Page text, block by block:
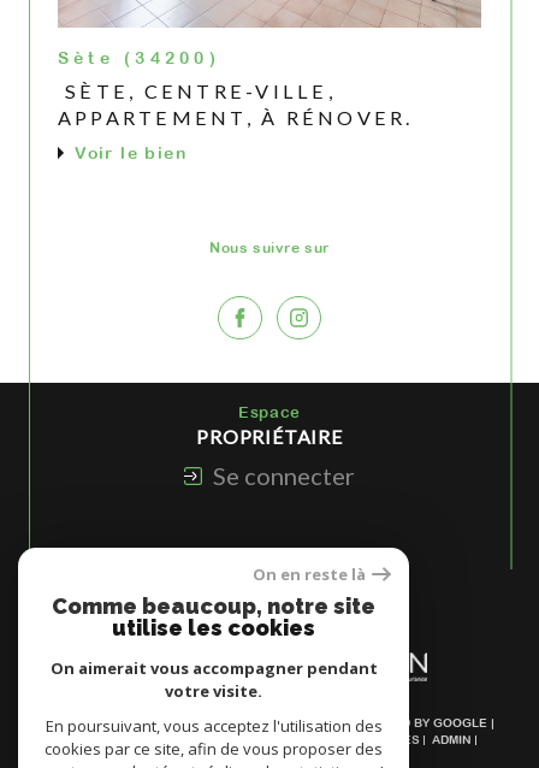
Sète (34200)
SÈTE, CENTRE-VILLE,
APPARTEMENT, À RÉNOVER.
Voir le bien
Nous suivre sur
Espace
PROPRIÉTAIRE
Se connecter
ADHÉRONS
© 2026 | TOUS DROITS RÉSERVÉS | TRADUCTION POWERED BY GOOGLE |
NOS HONORAIRES
PLAN DU SITE MENTIONS LÉGALES
ADMIN
NOS LIENS
POLITIQUE RGPD COOKIES
On en reste là
Comme beaucoup, notre site
utilise les cookies
On aimerait vous accompagner pendant
votre visite.
En poursuivant, vous acceptez l'utilisation des
cookies par ce site, afin de vous proposer des